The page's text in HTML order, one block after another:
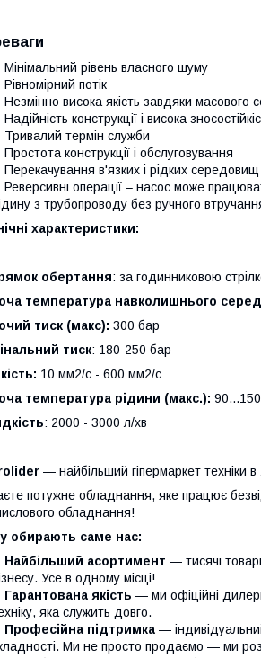
Мінімальний рівень власного шуму
Рівномірний потік
Незмінно висока якість завдяки масового
Надійність конструкції і висока
Тривалий термін служби
Простота конструкції і обслуговування
Перекачування в'язких і рідких середовищ
Реверсивні операції – насос може
з трубопроводу без ручного
характеристики:
обертання: за годинниковою
температура навколишнього
тиск (макс): 300 бар
тиск: 180-250 бар
10 мм2/с - 600 мм2/с
температура рідини (макс.):
: 2000 - 3000 л/хв
— найбільший гіпермаркет техніки в
потужне обладнання, яке працює
обладнання!
обирають саме нас:
Найбільший асортимент — тисячі
Усе в одному місці!
Гарантована якість — ми офіційні
яка служить довго.
Професійна підтримка —
Ми не просто продаємо — ми